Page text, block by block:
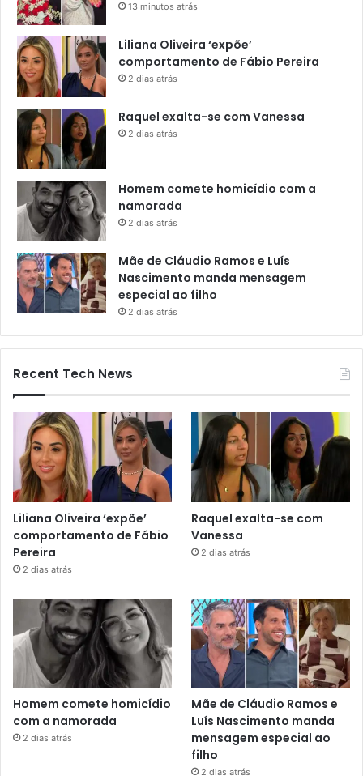
13 minutos atrás
Liliana Oliveira ‘expõe’
comportamento de Fábio Pereira
2 dias atrás
Raquel exalta-se com Vanessa
2 dias atrás
Homem comete homicídio com a
namorada
2 dias atrás
Mãe de Cláudio Ramos e Luís
Nascimento manda mensagem
especial ao filho
2 dias atrás
Recent Tech News
Liliana Oliveira ‘expõe’
comportamento de Fábio
Pereira
2 dias atrás
Raquel exalta-se com
Vanessa
2 dias atrás
Homem comete homicídio
com a namorada
2 dias atrás
Mãe de Cláudio Ramos e
Luís Nascimento manda
mensagem especial ao
filho
2 dias atrás